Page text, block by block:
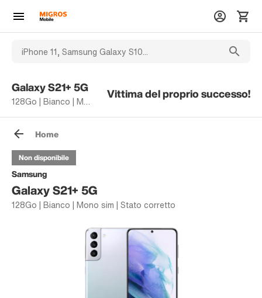
Galaxy S21+ 5G
128Go | Bianco | Mono sim | Stato corretto
Vittima del proprio successo!
Home
Samsung
Galaxy S21+ 5G
128Go | Bianco | Mono sim | Stato corretto
Non disponibile